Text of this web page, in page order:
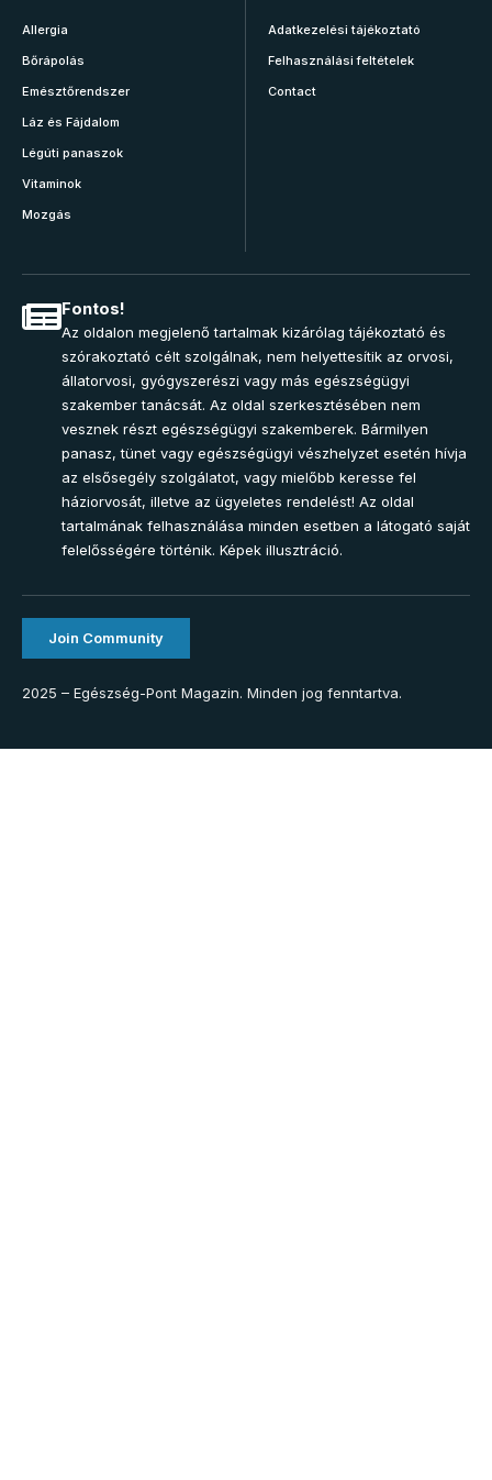
Allergia
Bőrápolás
Emésztőrendszer
Láz és Fájdalom
Légúti panaszok
Vitaminok
Mozgás
Adatkezelési tájékoztató
Felhasználási feltételek
Contact
Fontos!
Az oldalon megjelenő tartalmak kizárólag tájékoztató és
szórakoztató célt szolgálnak, nem helyettesítik az orvosi,
állatorvosi, gyógyszerészi vagy más egészségügyi
szakember tanácsát. Az oldal szerkesztésében nem
vesznek részt egészségügyi szakemberek. Bármilyen
panasz, tünet vagy egészségügyi vészhelyzet esetén hívja
az elsősegély szolgálatot, vagy mielőbb keresse fel
háziorvosát, illetve az ügyeletes rendelést! Az oldal
tartalmának felhasználása minden esetben a látogató saját
felelősségére történik. Képek illusztráció.
Join Community
2025 – Egészség-Pont Magazin. Minden jog fenntartva.